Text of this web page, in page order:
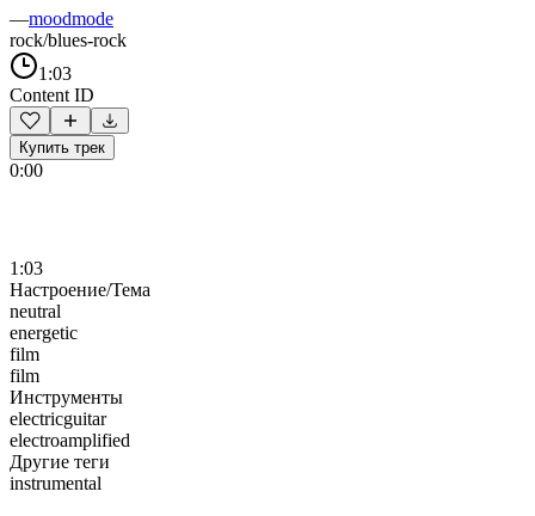
—moodmode
rock/blues-rock
1:03
Content ID
Купить трек
0:00
1:03
Настроение/Тема
neutral
energetic
film
film
Инструменты
electricguitar
electroamplified
Другие теги
instrumental